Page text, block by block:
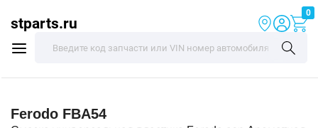
stparts.ru
0
Ferodo FBA54